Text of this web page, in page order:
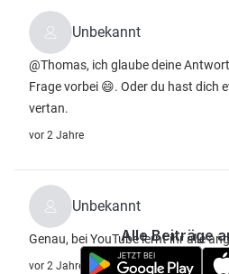
Unbekannt
@Thomas, ich glaube deine
Frage vorbei 😄. Oder du hast dich
vertan.
vor 2 Jahre
Unbekannt
Genau, bei YouTube lernt ihr alle
vor 2 Jahre
Alle Beiträge